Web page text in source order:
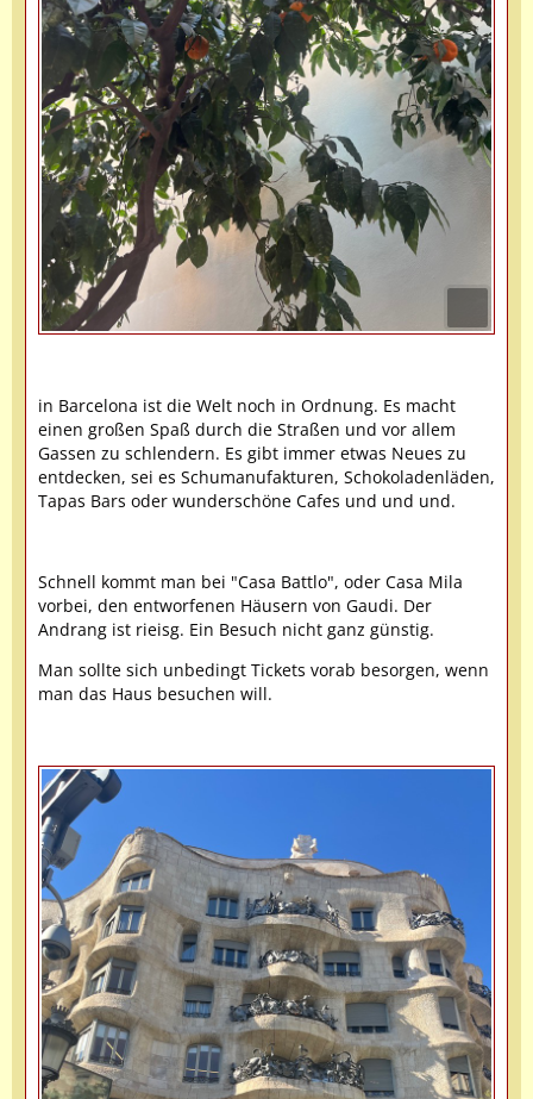
in Barcelona ist die Welt noch in Ordnung. Es macht
einen großen Spaß durch die Straßen und vor allem
Gassen zu schlendern. Es gibt immer etwas Neues zu
entdecken, sei es Schumanufakturen, Schokoladenläden,
Tapas Bars oder wunderschöne Cafes und und und.
Schnell kommt man bei "Casa Battlo", oder Casa Mila
vorbei, den entworfenen Häusern von Gaudi. Der
Andrang ist rieisg. Ein Besuch nicht ganz günstig.
Man sollte sich unbedingt Tickets vorab besorgen, wenn
man das Haus besuchen will.